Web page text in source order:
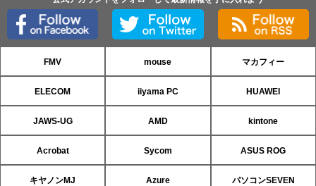
FMV mouse マカフィー
ELECOM iiyama PC HUAWEI
JAWS-UG AMD kintone
Acrobat Sycom ASUS ROG
キヤノンMJ Azure パソコンSEVEN